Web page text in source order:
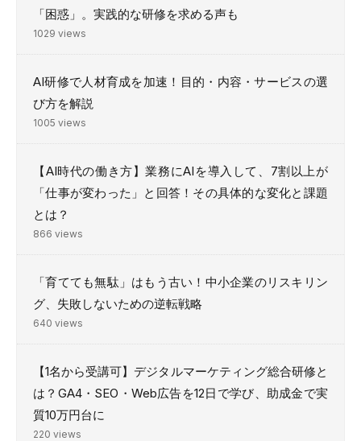
「困惑」。実践的な研修を求める声も
1029 views
AI研修で人材育成を加速！目的・内容・サービスの選
び方を解説
1005 views
【AI時代の働き方】業務にAIを導入して、7割以上が
「仕事が変わった」と回答！その具体的な変化と課題
とは？
866 views
「育てても無駄」はもう古い！中小企業のリスキリン
グ、失敗しないための逆転戦略
640 views
【1名から受講可】デジタルマーケティング総合研修と
は？GA4・SEO・Web広告を12日で学び、助成金で実
質10万円台に
220 views